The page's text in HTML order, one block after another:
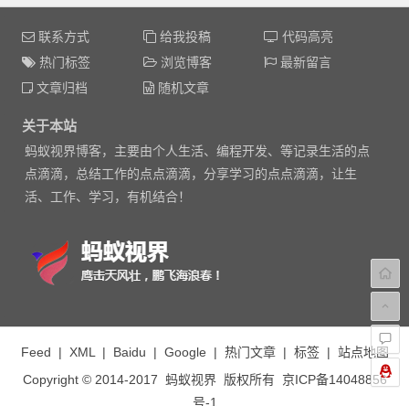
联系方式 给我投稿
代码高亮
热门标签
浏览博客
最新留言
文章归档
随机文章
关于本站
蚂蚁视界博客，主要由个人生活、编程开发、等记录生活的点
点滴滴，总结工作的点点滴滴，分享学习的点点滴滴，让生
活、工作、学习，有机结合！
Feed | XML| Baidu | Google | 热门文章| 标签| 站点地图
Copyright © 2014-2017 蚂蚁视界版权所有 京ICP备14048856
号-1